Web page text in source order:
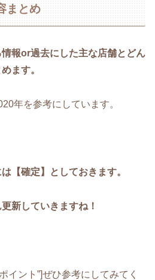
まとめ
報or過去にした主な店舗とどん
ます。
年を参考にしています。
【確定】としておきます。
新していきますね！
イント”]ぜひ参考にしてみてく